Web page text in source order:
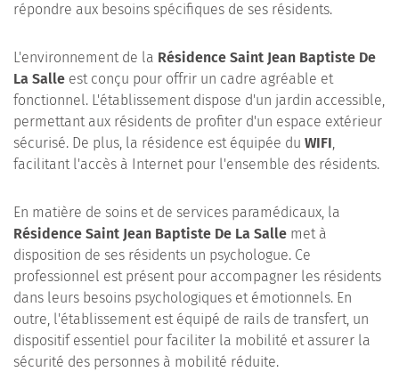
répondre aux besoins spécifiques de ses résidents.
L'environnement de la Résidence Saint Jean Baptiste De
La Salle est conçu pour offrir un cadre agréable et
fonctionnel. L'établissement dispose d'un jardin accessible,
permettant aux résidents de profiter d'un espace extérieur
sécurisé. De plus, la résidence est équipée du WIFI,
facilitant l'accès à Internet pour l'ensemble des résidents.
En matière de soins et de services paramédicaux, la
Résidence Saint Jean Baptiste De La Salle met à
disposition de ses résidents un psychologue. Ce
professionnel est présent pour accompagner les résidents
dans leurs besoins psychologiques et émotionnels. En
outre, l'établissement est équipé de rails de transfert, un
dispositif essentiel pour faciliter la mobilité et assurer la
sécurité des personnes à mobilité réduite.